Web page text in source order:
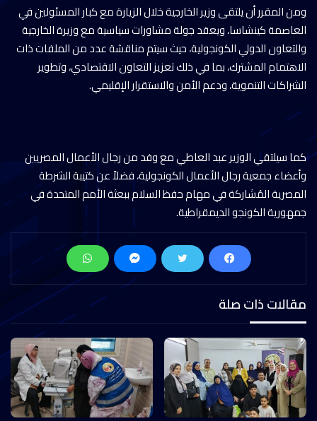
ومن المقرر أن يلتقى وزير الخارجية خلال الزيارة مع كبار المسئولين في
العاصمة كينشاسا، ويعقد جولة مشاورات سياسية مع وزيرة الخارجية
والتعاون الدولي الكونجولية، حيث سيتم مناقشة عدد من الملفات ذات
الاهتمام المشترك، بما في ذلك تعزيز التعاون الاقتصادي، وتطوير
الشراكات التنموية، ودعم الأمن والاستقرار الإقليمي.
كما سيلتقي الوزير عبد العاطي مع وفد من رجال الأعمال المصريين
وأعضاء جمعية رجال الأعمال الكونجولية، فضلاً عن كتيبة الشرطة
المصرية المُشاركة في مهام حفظ السلام ببعثة الأمم المتحدة في
جمهورية الكونجو الديمقراطية.
مقالات ذات صلة